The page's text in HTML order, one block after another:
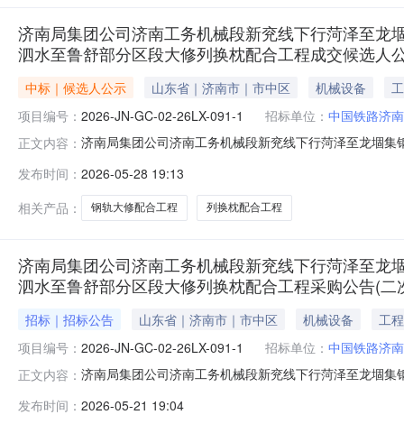
济南局集团公司济南工务机械段新兖线下行菏泽至
泗水至鲁舒部分区段大修列换枕配合工程成交候选人
中标｜候选人公示 山东省｜济南市｜市中区 机械设备
项目编号： 2026-JN-GC-02-26LX-091-1 招标单位： 中国铁路济
正文内容： 济南局集团公司济南工务机械段新兖线下行菏泽至龙堌
线下行菏泽至龙堌集钢轨大修配合工程；新兖线下行沙
GC-0
发布时间： 2026-05-28 19:13
相关产品：
钢轨大修配合工程 列换枕配合工程
济南局集团公司济南工务机械段新兖线下行菏泽至
泗水至鲁舒部分区段大修列换枕配合工程采购公告(
招标｜招标公告 山东省｜济南市｜市中区 机械设备
工程
项目编号： 2026-JN-GC-02-26LX-091-1 招标单位： 中国铁路济
正文内容： 济南局集团公司济南工务机械段新兖线下行菏泽至龙堌
土集至嘉祥钢轨大修配合工程；兖石线下行地方至泉林
发布时间： 2026-05-21 19:04